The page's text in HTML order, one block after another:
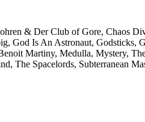
& Der Club of Gore, Chaos
God Is An Astronaut,
Martiny, Medulla, Mystery,
The Spacelords, Subterranean